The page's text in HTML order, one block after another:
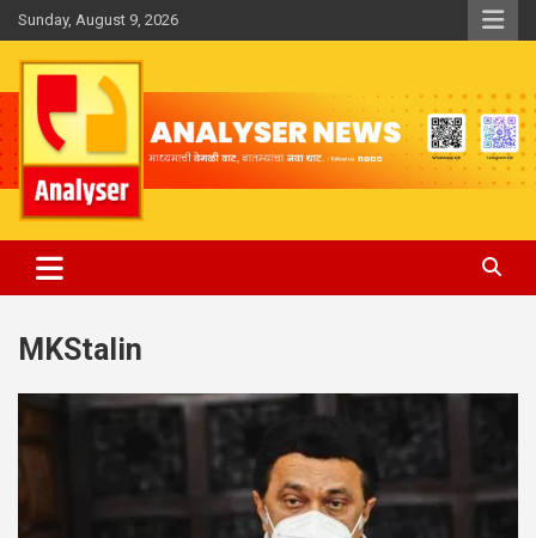
Skip
to
content
Sunday, August 9, 2026
Analyser
MKStalin